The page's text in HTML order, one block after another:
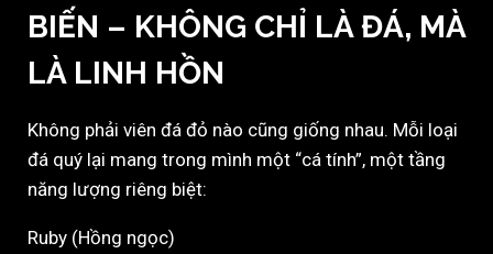
BIẾN – KHÔNG CHỈ LÀ ĐÁ, MÀ
LÀ LINH HỒN
Không phải viên đá đỏ nào cũng giống nhau. Mỗi loại
đá quý lại mang trong mình một “cá tính”, một tầng
năng lượng riêng biệt:
Ruby (Hồng ngọc)